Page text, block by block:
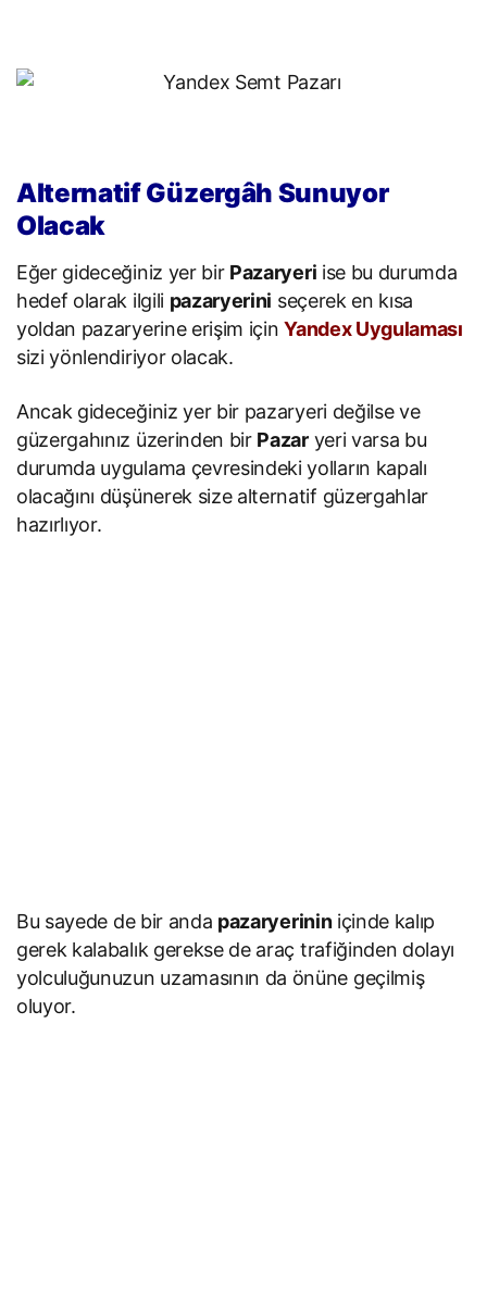
Alternatif Güzergâh Sunuyor
Olacak
Eğer gideceğiniz yer bir Pazaryeri ise bu durumda
hedef olarak ilgili pazaryerini seçerek en kısa
yoldan pazaryerine erişim içinYandex Uygulaması
sizi yönlendiriyor olacak.
Ancak gideceğiniz yer bir pazaryeri değilse ve
güzergahınız üzerinden bir Pazaryeri varsa bu
durumda uygulama çevresindeki yolların kapalı
olacağını düşünerek size alternatif güzergahlar
hazırlıyor.
Bu sayede de bir anda pazaryerininiçinde kalıp
gerek kalabalık gerekse de araç trafiğinden dolayı
yolculuğunuzun uzamasının da önüne geçilmiş
oluyor.